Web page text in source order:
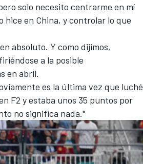
solo necesito centrarme en mí
hice en China, y controlar lo que
absoluto. Y como dijimos,
a la posible
en abril.
es la última vez que luché
F2 y estaba unos 35 puntos por
no significa nada."